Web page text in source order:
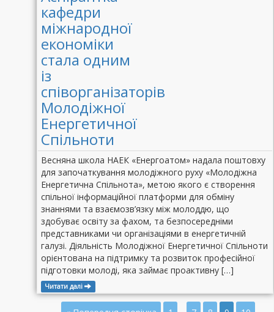
кафедри
міжнародної
економіки
стала одним
із
співорганізаторів
Молодіжної
Енергетичної
Спільноти
Весняна школа НАЕК «Енергоатом» надала поштовху
для започаткування молодіжного руху «Молодіжна
Енергетична Спільнота», метою якого є створення
спільної інформаційної платформи для обміну
знаннями та взаємозв’язку між молоддю, що
здобуває освіту за фахом, та безпосередніми
представниками чи організаціями в енергетичній
галузі. Діяльність Молодіжної Енергетичної Спільноти
орієнтована на підтримку та розвиток професійної
підготовки молоді, яка займає проактивну […]
Читати далі